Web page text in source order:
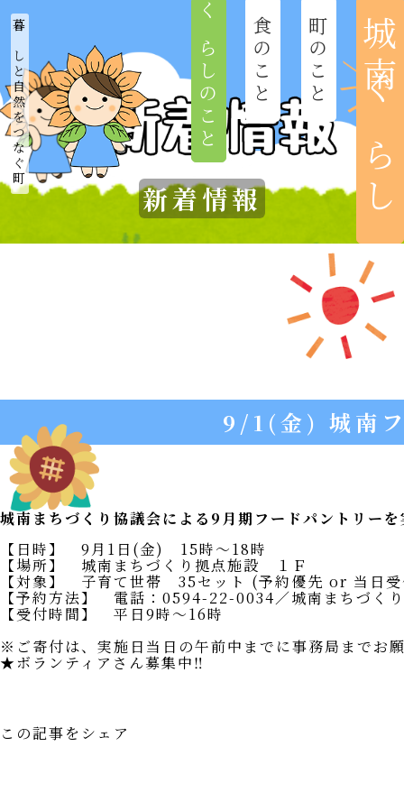
暮らしと自然をつなぐ町 くらしのこと 食のこと 町のこと 城南ぐらし
ホーム
新着情報
城南まちづくり協議会
城南のつどい
城南グッズ
新着情報
9/1(金) 城南
城南まちづくり協議会による9月期フードパントリー
【日時】 9月1日(金) 15時～18時
【場所】 城南まちづくり拠点施設 １Ｆ
【対象】 子育て世帯 35セット (予約優先 or 当日
【予約方法】 電話：0594-22-0034／城南まちづく
【受付時間】 平日9時～16時
※ご寄付は、実施日当日の午前中までに事務局までお
★ボランティアさん募集中‼
この記事をシェア